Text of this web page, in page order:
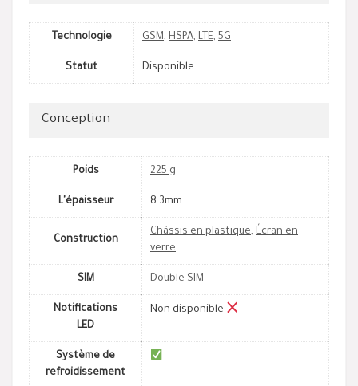
Technologie GSM, HSPA, LTE, 5G
Statut Disponible
Conception
Poids 225 g
L'épaisseur 8.3mm
Construction
Châssis en plastique, Écran en
verre
SIM Double SIM
Notifications
LED
Non disponible
Système de
refroidissement